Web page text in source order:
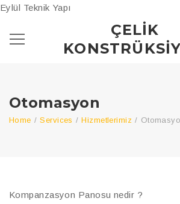
Eylül Teknik Yapı
ÇELIK
Otomasyon
Home / Services / Hizmetlerimiz /
Kompanzasyon Panosu nedir ?